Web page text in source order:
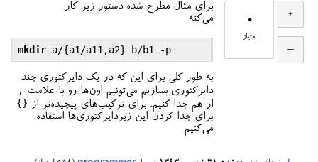
0
امتیاز
برای مثال مطرح شده دستور زیر کار
می‌کنه
mkdir
به طور کلی برای این که در یک دایرکتوری چند
دایرکتوری بسازیم می‌تونیم اون‌ها رو با علامت ,
از هم جدا کنیم. برای ترکیب‌های پیچیده‌تر از {}
برای جدا کردن این زیردایرکتوری‌ها استفاده
می‌کنیم